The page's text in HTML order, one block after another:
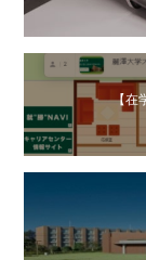
【在